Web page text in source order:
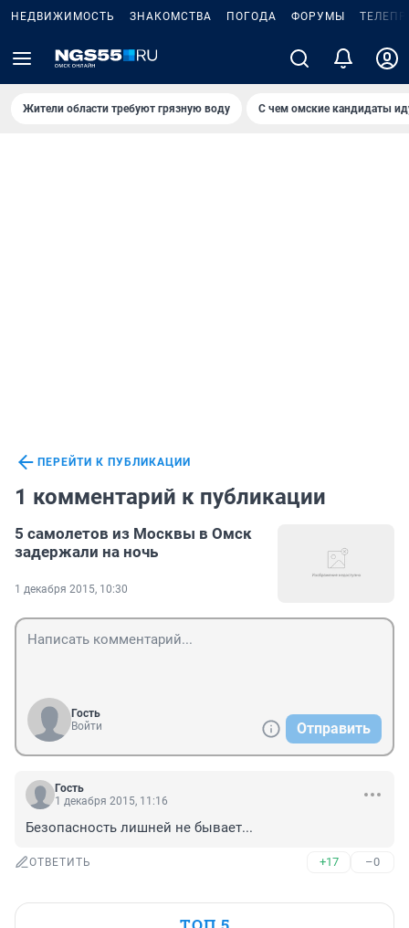
НЕДВИЖИМОСТЬ ЗНАКОМСТВА ПОГОДА ФОРУМЫ
Жители области требуют грязную воду С чем омские кандидаты
ПЕРЕЙТИ К ПУБЛИКАЦИИ
1 комментарий к публикации
5 самолетов из Москвы в Омск
задержали на ночь
1 декабря 2015, 10:30
Гость
Войти
Отправить
Гость
1 декабря 2015, 11:16
Безопасность лишней не бывает...
ОТВЕТИТЬ +17 –0